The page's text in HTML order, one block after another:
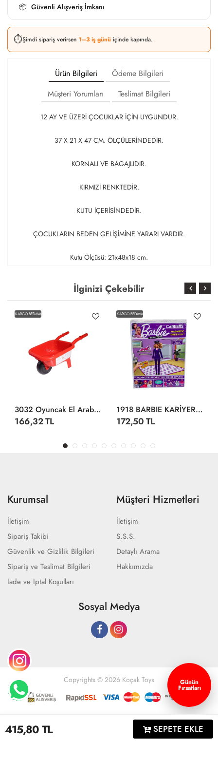
📦 Güvenli Alışveriş İmkanı
⏱️Şimdi sipariş verirsen 1–3 iş günü içinde kapında.
Ürün Bilgileri
Ödeme Bilgileri
Müşteri Yorumları
Teslimat Bilgileri
12 AY VE ÜZERİ ÇOCUKLAR İÇİN UYGUNDUR.
37 X 21 X 47 CM. ÖLÇÜLERİNDEDİR.
KORNALI VE BAGAJLIDIR.
KIRMIZI RENKTEDİR.
KUTU İÇERİSİNDEDİR.
ÇOCUKLARIN BEDEN GELİŞİMİNE YARARI VARDIR.
Kutu Ölçüsü: 21x48x18 cm.
415,80TL SEPETE EKLE
İlginizi Çekebilir
KARGO BEDAVA
3032 Oyuncak El Arabası -Dolu
166,32 TL
KARGO BEDAVA
1918 BARBIE KARİYER KIYAFET GİYDİRME
172,50 TL
Kurumsal
İletişim
Sipariş Takibi
Güvenlik ve Gizlilik Bilgileri
Sipariş ve Teslimat Bilgileri
İade ve İptal Koşulları
Müşteri Hizmetleri
İletişim
S.S.S.
Detaylı Arama
Hakkımızda
Sosyal Medya
Copyrights © 2026 Koçak Toys
Geliştir - powered by innovation
Anasayfa Sipariş Takibi İletişim
Günün
Fırsatları